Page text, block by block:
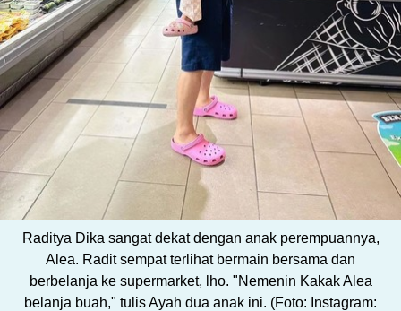
Raditya Dika sangat dekat dengan anak perempuannya,
Alea. Radit sempat terlihat bermain bersama dan
berbelanja ke supermarket, lho. "Nemenin Kakak Alea
belanja buah," tulis Ayah dua anak ini. (Foto: Instagram: